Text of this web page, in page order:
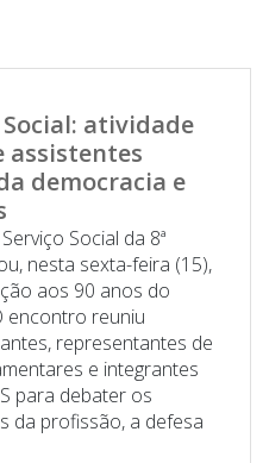
atividade
assistentes
democracia e
Social da 8ª
nesta sexta-feira (15),
aos 90 anos do
encontro reuniu
representantes de
e integrantes
para debater os
da profissão, a defesa